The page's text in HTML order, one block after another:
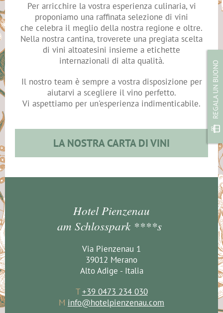
REGALA UN BUONO
Per arricchire la vostra esperienza culinaria, vi
proponiamo una raffinata selezione di vini
che celebra il meglio della nostra regione e oltre.
Nella nostra cantina, troverete una pregiata scelta
di vini altoatesini insieme a etichette
internazionali di alta qualità.
Il nostro team è sempre a vostra disposizione per
aiutarvi a scegliere il vino perfetto.
Vi aspettiamo per un'esperienza indimenticabile.
LA NOSTRA CARTA DI VINI
Hotel Pienzenau
am Schlosspark ****s
Via Pienzenau 1
39012 Merano
Alto Adige - Italia
T+39 0473 234 030
M info@hotelpienzenau.com